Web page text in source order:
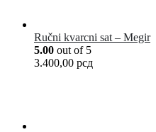
Ručni kvarcni sat – Megir
5.00 out of 5
3.400,00 рсд